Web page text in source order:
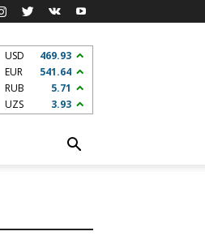
USD
469.93
EUR
541.64
RUB
5.71
UZS
3.93